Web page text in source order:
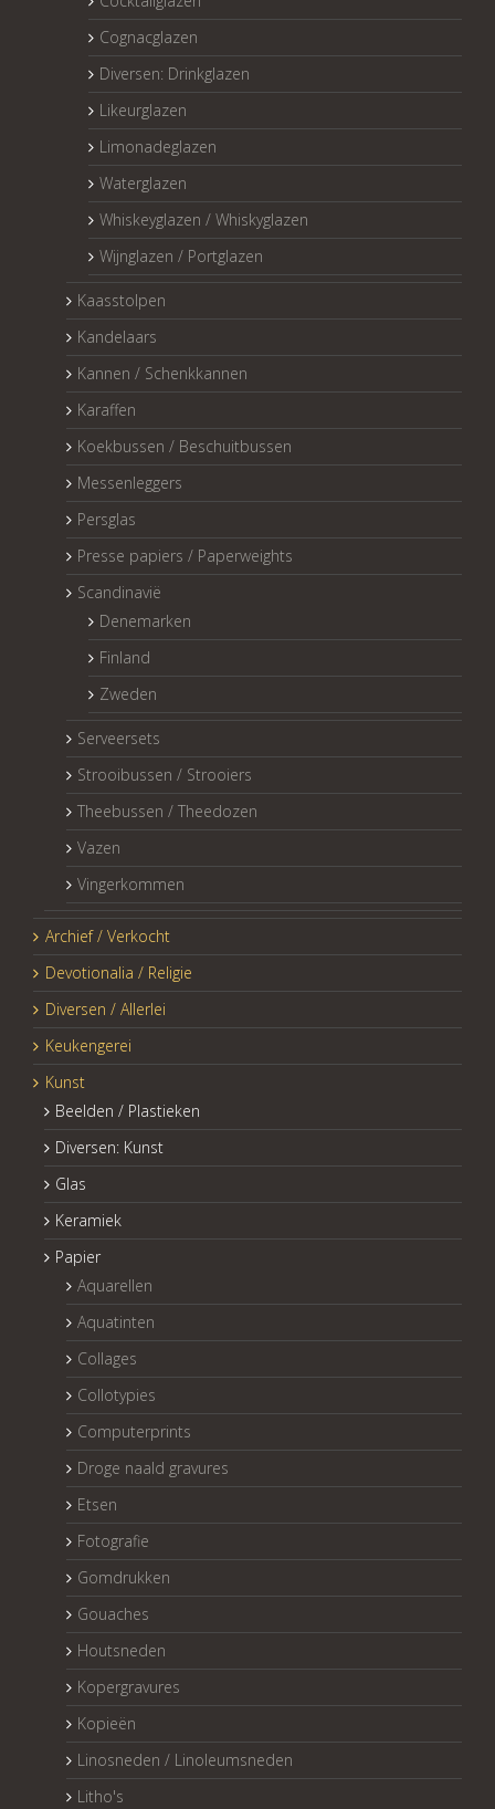
Cognacglazen
Diversen: Drinkglazen
Likeurglazen
Limonadeglazen
Waterglazen
Whiskeyglazen / Whiskyglazen
Wijnglazen / Portglazen
Kaasstolpen
Kandelaars
Kannen / Schenkkannen
Karaffen
Koekbussen / Beschuitbussen
Messenleggers
Persglas
Presse papiers / Paperweights
Scandinavië
Denemarken
Finland
Zweden
Serveersets
Strooibussen / Strooiers
Theebussen / Theedozen
Vazen
Vingerkommen
Archief / Verkocht
Devotionalia / Religie
Diversen / Allerlei
Keukengerei
Kunst
Beelden / Plastieken
Diversen: Kunst
Glas
Keramiek
Papier
Aquarellen
Aquatinten
Collages
Collotypies
Computerprints
Droge naald gravures
Etsen
Fotografie
Gomdrukken
Gouaches
Houtsneden
Kopergravures
Kopieën
Linosneden / Linoleumsneden
Litho's